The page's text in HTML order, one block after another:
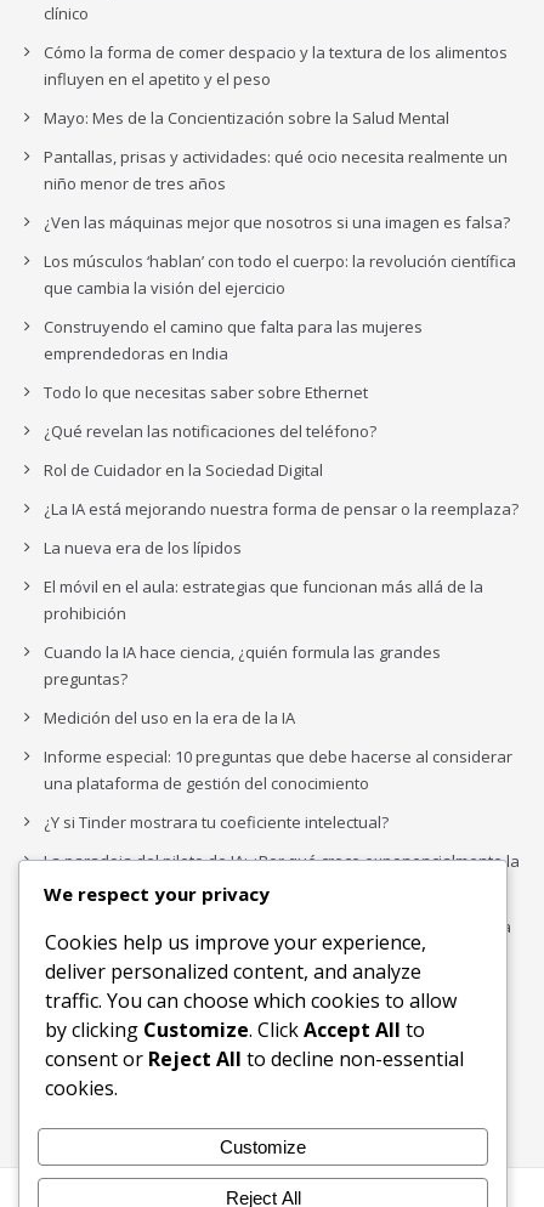
clínico
Cómo la forma de comer despacio y la textura de los alimentos
influyen en el apetito y el peso
Mayo: Mes de la Concientización sobre la Salud Mental
Pantallas, prisas y actividades: qué ocio necesita realmente un
niño menor de tres años
¿Ven las máquinas mejor que nosotros si una imagen es falsa?
Los músculos ‘hablan’ con todo el cuerpo: la revolución científica
que cambia la visión del ejercicio
Construyendo el camino que falta para las mujeres
emprendedoras en India
Todo lo que necesitas saber sobre Ethernet
¿Qué revelan las notificaciones del teléfono?
Rol de Cuidador en la Sociedad Digital
¿La IA está mejorando nuestra forma de pensar o la reemplaza?
La nueva era de los lípidos
El móvil en el aula: estrategias que funcionan más allá de la
prohibición
Cuando la IA hace ciencia, ¿quién formula las grandes
preguntas?
Medición del uso en la era de la IA
Informe especial: 10 preguntas que debe hacerse al considerar
una plataforma de gestión del conocimiento
¿Y si Tinder mostrara tu coeficiente intelectual?
La paradoja del piloto de IA: ¿Por qué crece exponencialmente la
complejidad de la IA empresarial?
Los organigramas de marketing se crearon para los canales. La
IA acaba de dejarlos obsoletos.
Buscar
Buscar
We respect your privacy
Cookies help us improve your experience,
deliver personalized content, and analyze
traffic. You can choose which cookies to allow
by clicking Customize. ClickAccept All to
consent or Reject All to decline non-essential
cookies.
Customize
Reject All